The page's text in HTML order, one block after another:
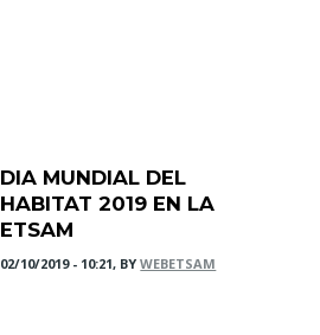
DIA MUNDIAL DEL
HABITAT 2019 EN LA
ETSAM
02/10/2019 - 10:21, BYWEBETSAM